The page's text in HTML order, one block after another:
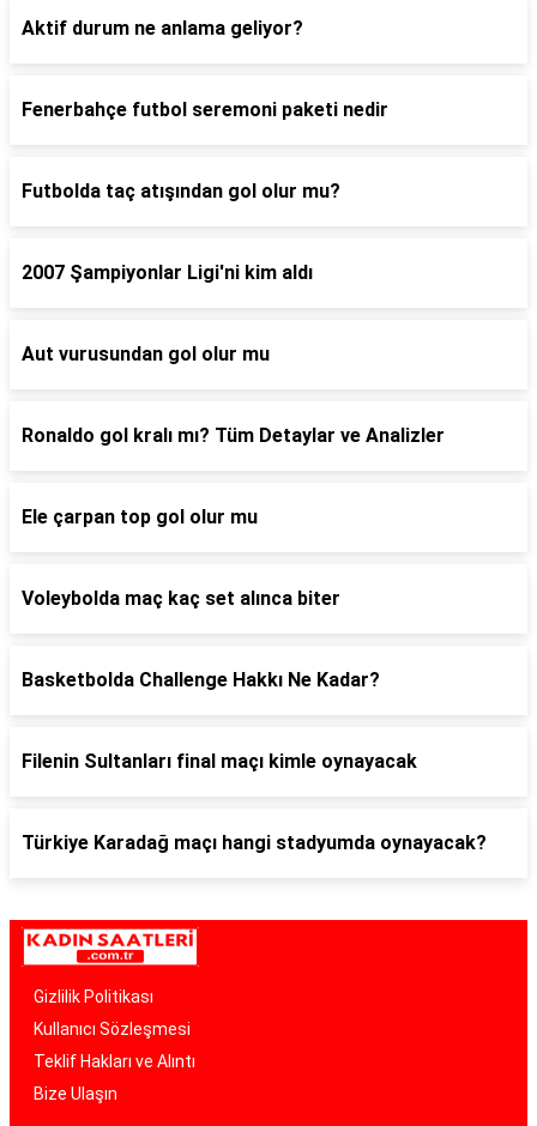
Aktif durum ne anlama geliyor?
Fenerbahçe futbol seremoni paketi nedir
Futbolda taç atışından gol olur mu?
2007 Şampiyonlar Ligi'ni kim aldı
Aut vurusundan gol olur mu
Ronaldo gol kralı mı? Tüm Detaylar ve Analizler
Ele çarpan top gol olur mu
Voleybolda maç kaç set alınca biter
Basketbolda Challenge Hakkı Ne Kadar?
Filenin Sultanları final maçı kimle oynayacak
Türkiye Karadağ maçı hangi stadyumda oynayacak?
Gizlilik Politikası
Kullanıcı Sözleşmesi
Teklif Hakları ve Alıntı
Bize Ulaşın